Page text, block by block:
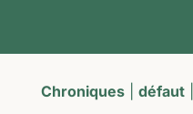
Chroniques| défaut|